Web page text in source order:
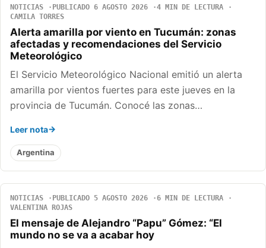
NOTICIAS PUBLICADO 6 AGOSTO 2026
4 MIN DE LECTURA
CAMILA TORRES
Alerta amarilla por viento en Tucumán: zonas
afectadas y recomendaciones del Servicio
Meteorológico
El Servicio Meteorológico Nacional emitió un alerta
amarilla por vientos fuertes para este jueves en la
provincia de Tucumán. Conocé las zonas…
Leer nota
Argentina
NOTICIAS PUBLICADO 5 AGOSTO 2026
6 MIN DE LECTURA
VALENTINA ROJAS
El mensaje de Alejandro “Papu” Gómez: “El
mundo no se va a acabar hoy